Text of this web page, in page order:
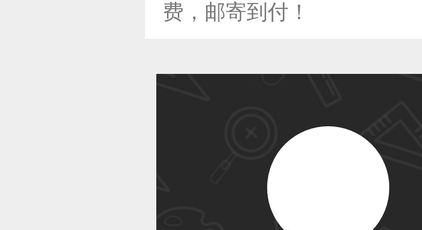
恭喜159****4930用户作
恭喜131****2473用户作
恭喜159****4201用户作
费，邮寄到付！